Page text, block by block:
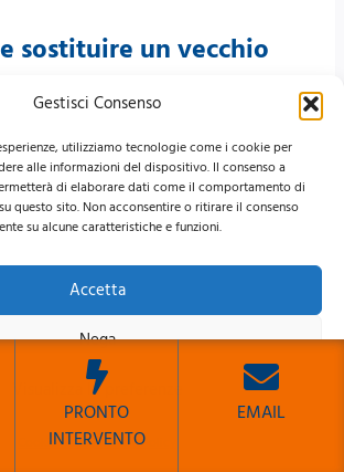
Gestisci Consenso
utilizziamo tecnologie come i cookie per
alle informazioni del dispositivo. Il consenso a
di elaborare dati come il comportamento di
questo sito. Non acconsentire o ritirare il consenso
su alcune caratteristiche e funzioni.
Accetta
Nega
Visualizza le preferenze
Cookie PolicyPrivacy Policy
sostituire un vecchio
con un Vaillant?
sostituzione vengono controllate le
condensa, il collegamento
delle unità per verificare se
esistente può essere riutilizzata.
più climatizzatori
una sola unità esterna?
si sceglie una configurazione
Il numero di unità interne e
dipendono dalle
PRONTO
INTERVENTO
EMAIL